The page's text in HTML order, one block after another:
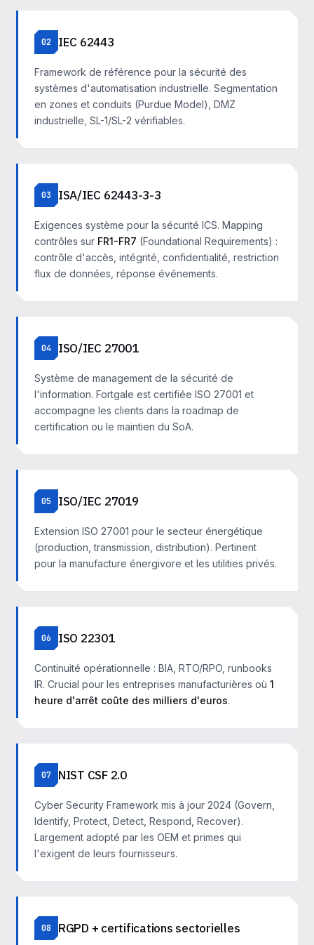
02 IEC 62443
Framework de référence pour la sécurité des
systèmes d'automatisation industrielle. Segmentation
en zones et conduits (Purdue Model), DMZ
industrielle, SL-1/SL-2 vérifiables.
03 ISA/IEC 62443-3-3
Exigences système pour la sécurité ICS. Mapping
contrôles sur FR1-FR7 (Foundational Requirements) :
contrôle d'accès, intégrité, confidentialité, restriction
flux de données, réponse événements.
04 ISO/IEC 27001
Système de management de la sécurité de
l'information. Fortgale est certifiée ISO 27001 et
accompagne les clients dans la roadmap de
certification ou le maintien du SoA.
05 ISO/IEC 27019
Extension ISO 27001 pour le secteur énergétique
(production, transmission, distribution). Pertinent
pour la manufacture énergivore et les utilities privés.
06 ISO 22301
Continuité opérationnelle : BIA, RTO/RPO, runbooks
IR. Crucial pour les entreprises manufacturières où 1
heure d'arrêt coûte des milliers d'euros.
07 NIST CSF 2.0
Cyber Security Framework mis à jour 2024 (Govern,
Identify, Protect, Detect, Respond, Recover).
Largement adopté par les OEM et primes qui
l'exigent de leurs fournisseurs.
08 RGPD + certifications sectorielles